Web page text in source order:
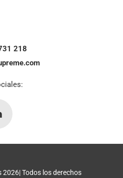
218
Todos los derechos